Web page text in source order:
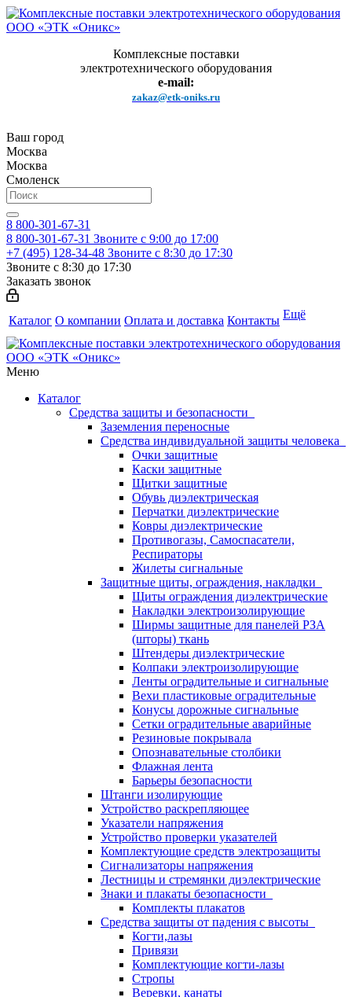
Комплексные поставки
электротехнического оборудования
e-mail:
zakaz@etk-oniks.ru
Ваш город
Москва
Москва
Смоленск
8 800-301-67-31
8 800-301-67-31 Звоните с 9:00 до 17:00
+7 (495) 128-34-48 Звоните с 8:30 до 17:30
Звоните с 8:30 до 17:30
Заказать звонок
Каталог О компании Оплата и доставка Контакты Ещё
Меню
Каталог
Средства защиты и безопасности
Заземления переносные
Средства индивидуальной защиты человека
Очки защитные
Каски защитные
Щитки защитные
Обувь диэлектрическая
Перчатки диэлектрические
Ковры диэлектрические
Противогазы, Самоспасатели,
Респираторы
Жилеты сигнальные
Защитные щиты, ограждения, накладки
Щиты ограждения диэлектрические
Накладки электроизолирующие
Ширмы защитные для панелей РЗА
(шторы) ткань
Штендеры диэлектрические
Колпаки электроизолирующие
Ленты оградительные и сигнальные
Вехи пластиковые оградительные
Конусы дорожные сигнальные
Сетки оградительные аварийные
Резиновые покрывала
Опознавательные столбики
Флажная лента
Барьеры безопасности
Штанги изолирующие
Устройство раскрепляющее
Указатели напряжения
Устройство проверки указателей
Комплектующие средств электрозащиты
Сигнализаторы напряжения
Лестницы и стремянки диэлектрические
Знаки и плакаты безопасности
Комплекты плакатов
Средства защиты от падения с высоты
Когти,лазы
Привязи
Комплектующие когти-лазы
Стропы
Веревки, канаты